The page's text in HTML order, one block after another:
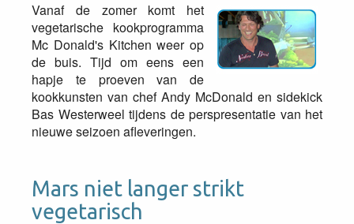
Vanaf de zomer komt het
vegetarische kookprogramma
Mc Donald's Kitchen weer op
de buis. Tijd om eens een
hapje te proeven van de
kookkunsten van chef Andy McDonald en sidekick
Bas Westerweel tijdens de perspresentatie van het
nieuwe seizoen afleveringen.
Mars niet langer strikt
vegetarisch